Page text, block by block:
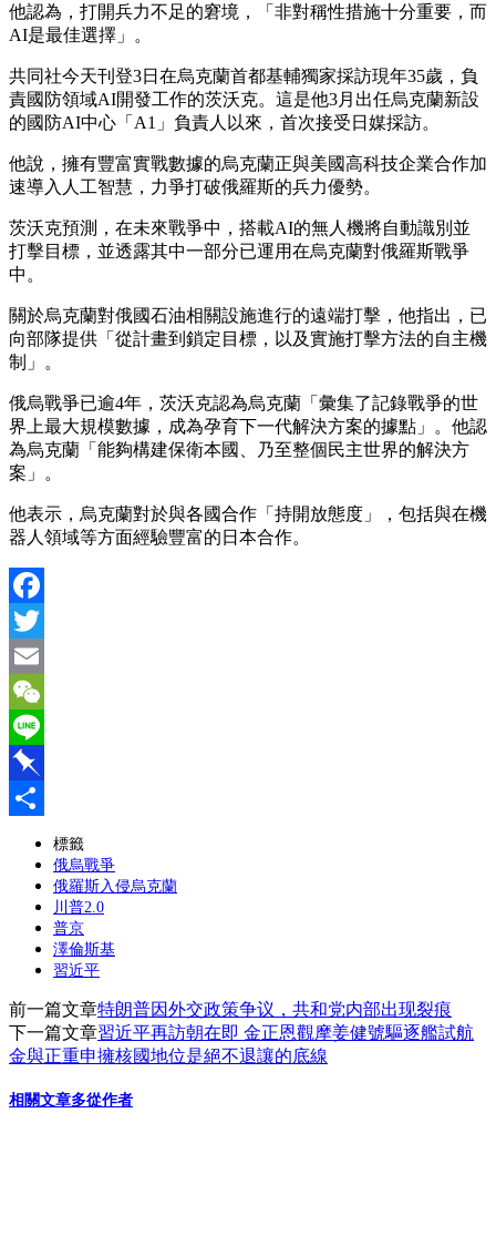
他認為，打開兵力不足的窘境，「非對稱性措施十分重要，而
AI是最佳選擇」。
共同社今天刊登3日在烏克蘭首都基輔獨家採訪現年35歲，負
責國防領域AI開發工作的茨沃克。這是他3月出任烏克蘭新設
的國防AI中心「A1」負責人以來，首次接受日媒採訪。
他說，擁有豐富實戰數據的烏克蘭正與美國高科技企業合作加
速導入人工智慧，力爭打破俄羅斯的兵力優勢。
茨沃克預測，在未來戰爭中，搭載AI的無人機將自動識別並
打擊目標，並透露其中一部分已運用在烏克蘭對俄羅斯戰爭
中。
關於烏克蘭對俄國石油相關設施進行的遠端打擊，他指出，已
向部隊提供「從計畫到鎖定目標，以及實施打擊方法的自主機
制」。
俄烏戰爭已逾4年，茨沃克認為烏克蘭「彙集了記錄戰爭的世
界上最大規模數據，成為孕育下一代解決方案的據點」。他認
為烏克蘭「能夠構建保衛本國、乃至整個民主世界的解決方
案」。
他表示，烏克蘭對於與各國合作「持開放態度」，包括與在機
器人領域等方面經驗豐富的日本合作。
Facebook
Twitter
Email
WeChat
Line
Pinboard
標籤
俄烏戰爭
俄羅斯入侵烏克蘭
川普2.0
普京
澤倫斯基
習近平
前一篇文章特朗普因外交政策争议，共和党内部出现裂痕
下一篇文章習近平再訪朝在即 金正恩觀摩姜健號驅逐艦試航
金與正重申擁核國地位是絕不退讓的底線
相關文章多從作者